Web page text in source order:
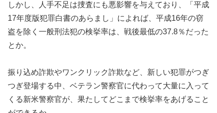
しかし、人手不足は捜査にも悪影響を与えており、「平成
17年度版犯罪白書のあらまし」によれば、平成16年の窃
盗を除く一般刑法犯の検挙率は、戦後最低の37.8％だった
とか。
振り込め詐欺やワンクリック詐欺など、新しい犯罪がつぎ
つぎ登場する中、ベテラン警察官に代わって大量に入って
くる新米警察官が、果たしてどこまで検挙率をあげること